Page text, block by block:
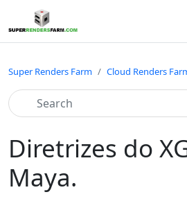
Super Renders Farm Cloud Renders
Diretrizes do
Maya.